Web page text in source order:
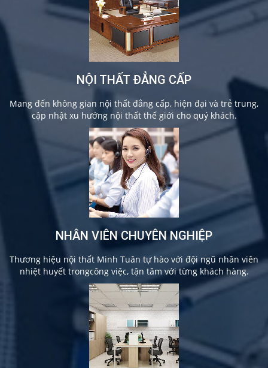
NỘI THẤT ĐẲNG CẤP
Mang đến không gian nội thất đẳng cấp, hiện đại và trẻ trung,
cập nhật xu hướng nội thất thế giới cho quý khách.
NHÂN VIÊN CHUYÊN NGHIỆP
Thương hiệu nội thất Minh Tuân tự hào với đội ngũ nhân viên
nhiệt huyết trongcông việc, tận tâm với từng khách hàng.